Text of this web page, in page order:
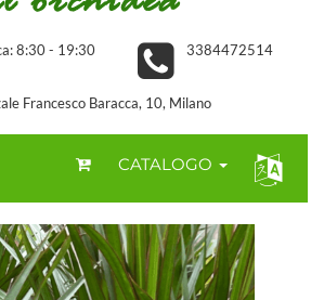
8:30 - 19:30 3384472514
Francesco Baracca, 10, Milano
CATALOGO